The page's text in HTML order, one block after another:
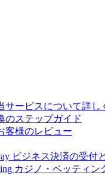
サービスについて詳し
のステップガイド
客様のレビュー
ビジネス決済の受付
カジノ・ベッティン